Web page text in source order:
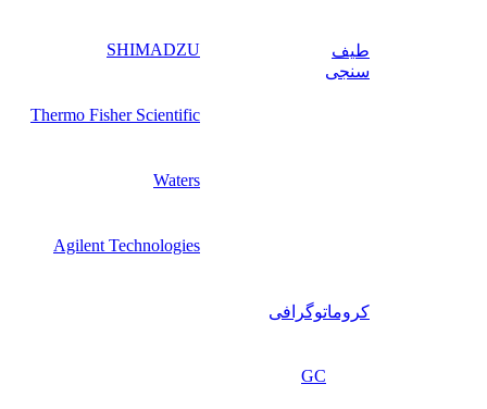
طیف‌
سنجی
SHIMADZU
Thermo Fisher Scientific
Waters
Agilent Technologies
کروماتوگرافی
GC